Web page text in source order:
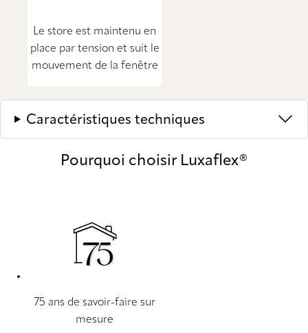
Le store est maintenu en
place par tension et suit le
mouvement de la fenêtre
Caractéristiques techniques
Pourquoi choisir Luxaflex®
75 ans de savoir-faire sur
mesure